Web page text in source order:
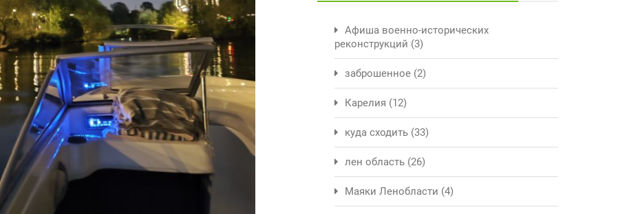
Афиша военно-исторических
реконструкций (3)
заброшенное (2)
Карелия (12)
куда сходить (33)
лен область (26)
Маяки Ленобласти (4)